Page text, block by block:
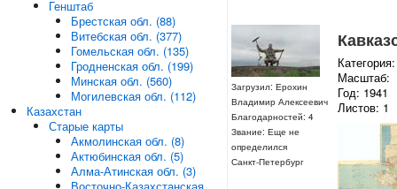
Загрузил: Ерохин
Владимир Алексеевич
Благодарностей: 4
Звание: Еще не
определился
Санкт-Петербург
Масштаб:
Год: 1941
Листов: 1
Генштаб
Брестская обл. (88)
Витебская обл. (377)
Гомельская обл. (135)
Гродненская обл. (199)
Минская обл. (560)
Могилевская обл. (112)
Казахстан
Старые карты
Акмолинская обл. (8)
Актюбинская обл. (5)
Алма-Атинская обл. (3)